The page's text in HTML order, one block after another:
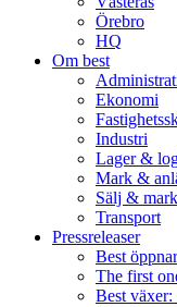
Örebro
HQ
Om best
Ekonomi
Industri
Lager &
Mark &
Sälj &
Transport
Pressreleaser
Best
The first
Best